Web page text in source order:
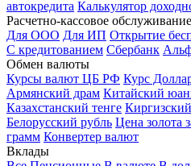
автокредита Калькулятор
Расчетно-кассовое обслуживание
Для ООО Для ИП Открытие
С кредитованием Сбербанк
Обмен валюты
Курсы валют ЦБ РФ Курс
Армянский драм Китайский
Казахстанский тенге
Белорусский рубль Цена золота
грамм Конвертер валют
Вклады